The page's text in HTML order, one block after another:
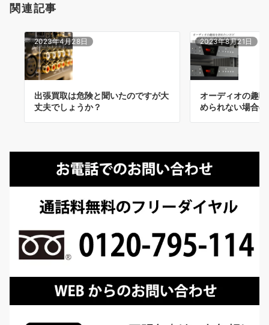
関連記事
2023年4月28日
出張買取は危険と聞いたのですが大
丈夫でしょうか？
2023年8月21日
オーディオの趣
められない場合